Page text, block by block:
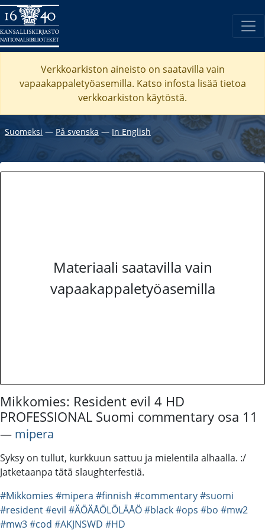
Verkkoarkiston aineisto on saatavilla vain
vapaakappaletyöasemilla. Katso infosta lisää tietoa
verkkoarkiston käytöstä.
Suomeksi ― På svenska ― In English
Materiaali saatavilla vain
vapaakappaletyöasemilla
Mikkomies: Resident evil 4 HD
PROFESSIONAL Suomi commentary osa 11
― mipera
Syksy on tullut, kurkkuun sattuu ja mielentila alhaalla. :/
Jatketaanpa tätä slaughterfestiä.
#Mikkomies #mipera #finnish #commentary#suomi
#resident#evil #ÄÖÄÅÖLÖLÄÅÖ#black#ops #bo #mw2
#mw3#cod #AKJNSWD #HD